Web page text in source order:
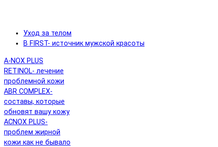
Уход за телом
B FIRST- источник мужской красоты
A-NOX PLUS
RETINOL- лечение
проблемной кожи
ABR COMPLEX-
составы, которые
обновят вашу кожу
ACNOX PLUS-
проблем жирной
кожи как не бывало